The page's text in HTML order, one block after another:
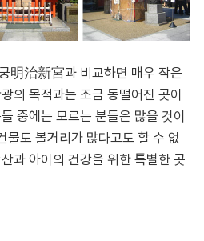
明治新宮과 비교하면 매우 작은
의 목적과는 조금 동떨어진 곳이
중에는 모르는 분들은 많을 것이
물도 볼거리가 많다고도 할 수 없
과 아이의 건강을 위한 특별한 곳